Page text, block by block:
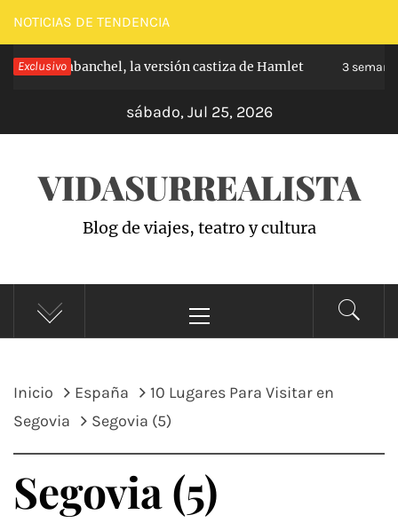
Saltar
al
contenido
NOTICIAS DE TENDENCIA
Exclusivo
de Carabanchel, la versión castiza de Hamlet 3
sábado, Jul 25, 2026
VIDASURREALISTA
Blog de viajes, teatro y cultura
principal
Inicio España
10 Lugares Para Visitar en
Segovia
Segovia (5)
Segovia (5)